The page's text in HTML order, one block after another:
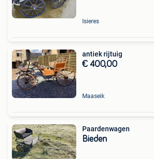
Isieres
antiek rijtuig
€ 400,00
Maaseik
Paardenwagen
Bieden